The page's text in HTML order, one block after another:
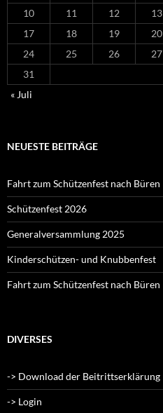
10
11 12 13
17
18 19 20
24
25 26 27
31
« Juli
NEUESTE BEITRÄGE
Fahrt zum Schützenfest nach Büren
Schützenfest 2026
Generalversammlung 2025
Kinderschützen- und Knubbenfest
Fahrt zum Schützenfest nach Büren
DIVERSES
-> Download der Beitrittserklärung
-> Login